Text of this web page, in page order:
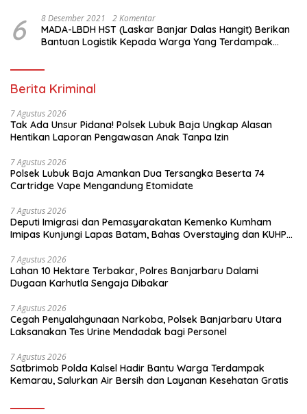
6 8 Desember 2021 2 Komentar
MADA-LBDH HST (Laskar Banjar Dalas Hangit) Berikan
Bantuan Logistik Kepada Warga Yang Terdampak
Berita Kriminal
7 Agustus 2026
Tak Ada Unsur Pidana! Polsek Lubuk Baja Ungkap Alasan
Hentikan Laporan Pengawasan Anak Tanpa Izin
7 Agustus 2026
Polsek Lubuk Baja Amankan Dua Tersangka Beserta 74
Cartridge Vape Mengandung Etomidate
7 Agustus 2026
Deputi Imigrasi dan Pemasyarakatan Kemenko Kumham
Imipas Kunjungi Lapas Batam, Bahas Overstaying dan KUHP
7 Agustus 2026
Lahan 10 Hektare Terbakar, Polres Banjarbaru Dalami
Dugaan Karhutla Sengaja Dibakar
7 Agustus 2026
Cegah Penyalahgunaan Narkoba, Polsek Banjarbaru Utara
Laksanakan Tes Urine Mendadak bagi Personel
7 Agustus 2026
Satbrimob Polda Kalsel Hadir Bantu Warga Terdampak
Kemarau, Salurkan Air Bersih dan Layanan Kesehatan Gratis